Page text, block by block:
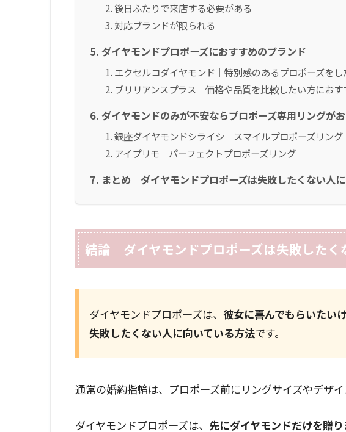
後日ふたりで来店する必要がある
対応ブランドが限られる
ダイヤモンドプロポーズにおすすめのブランド
エクセルコダイヤモンド｜特別感のあるプロポーズを
ブリリアンスプラス｜価格や品質を比較したい方におす
ダイヤモンドのみが不安ならプロポーズ専用リングが
銀座ダイヤモンドシライシ｜スマイルプロポーズリング
アイプリモ｜パーフェクトプロポーズリング
まとめ｜ダイヤモンドプロポーズは失敗したくない人
結論｜ダイヤモンドプロポーズは失敗したく
ダイヤモンドプロポーズは、 彼女に喜んでもらいたい
失敗したくない人に向いている方法です。
通常の婚約指輪は、プロポーズ前にリングサイズやデザイ
ダイヤモンドプロポーズは、 先にダイヤモンドだけを贈り